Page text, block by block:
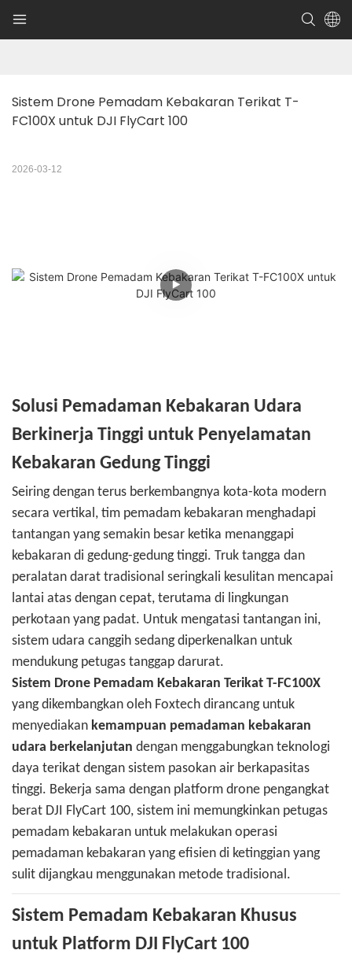
Sistem Drone Pemadam Kebakaran Terikat T-
FC100X untuk DJI FlyCart 100
2026-03-12
Solusi Pemadaman Kebakaran Udara
Berkinerja Tinggi untuk Penyelamatan
Kebakaran Gedung Tinggi
Seiring dengan terus berkembangnya kota-kota modern
secara vertikal, tim pemadam kebakaran menghadapi
tantangan yang semakin besar ketika menanggapi
kebakaran di gedung-gedung tinggi. Truk tangga dan
peralatan darat tradisional seringkali kesulitan mencapai
lantai atas dengan cepat, terutama di lingkungan
perkotaan yang padat. Untuk mengatasi tantangan ini,
sistem udara canggih sedang diperkenalkan untuk
mendukung petugas tanggap darurat.
Sistem Drone Pemadam Kebakaran Terikat T-FC100X
yang dikembangkan oleh Foxtech dirancang untuk
menyediakan kemampuan pemadaman kebakaran
udara berkelanjutan dengan menggabungkan teknologi
daya terikat dengan sistem pasokan air berkapasitas
tinggi. Bekerja sama dengan platform drone pengangkat
berat DJI FlyCart 100, sistem ini memungkinkan petugas
pemadam kebakaran untuk melakukan operasi
pemadaman kebakaran yang efisien di ketinggian yang
sulit dijangkau menggunakan metode tradisional.
Sistem Pemadam Kebakaran Khusus
untuk Platform DJI FlyCart 100